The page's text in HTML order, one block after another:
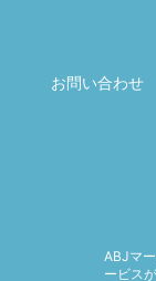
お問い合わせ
ABJマ
ービス